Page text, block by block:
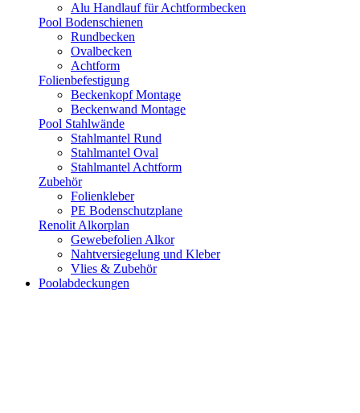
Alu Handlauf für Achtformbecken
Pool Bodenschienen
Rundbecken
Ovalbecken
Achtform
Folienbefestigung
Beckenkopf Montage
Beckenwand Montage
Pool Stahlwände
Stahlmantel Rund
Stahlmantel Oval
Stahlmantel Achtform
Zubehör
Folienkleber
PE Bodenschutzplane
Renolit Alkorplan
Gewebefolien Alkor
Nahtversiegelung und Kleber
Vlies & Zubehör
Poolabdeckungen